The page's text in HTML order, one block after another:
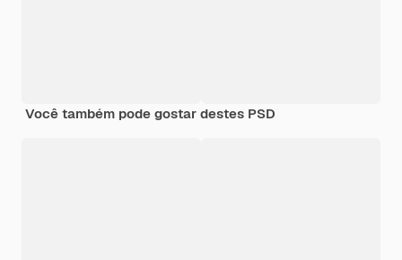
Você também pode gostar destes PSD